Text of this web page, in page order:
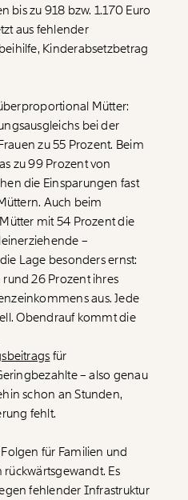
WEITER
bis zu 918 bzw. 1.170 Euro
aus fehlender
Kinderabsetzbetrag
Mütter:
bei der
zu 55 Prozent. Beim
zu 99 Prozent von
die Einsparungen fast
Auch beim
mit 54 Prozent die
–
Lage besonders ernst:
26 Prozent ihres
aus. Jede
Obendrauf kommt die
für
– also genau
schon an Stunden,
fehlt.
für Familien und
Es
fehlender Infrastruktur